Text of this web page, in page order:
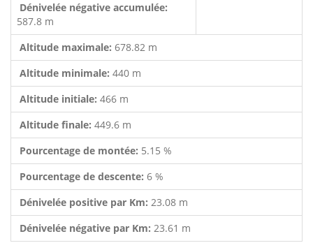
Dénivelée négative accumulée:
587.8 m
Altitude maximale: 678.82 m
Altitude minimale: 440 m
Altitude initiale: 466 m
Altitude finale: 449.6 m
Pourcentage de montée: 5.15 %
Pourcentage de descente: 6 %
Dénivelée positive par Km: 23.08 m
Dénivelée négative par Km: 23.61 m